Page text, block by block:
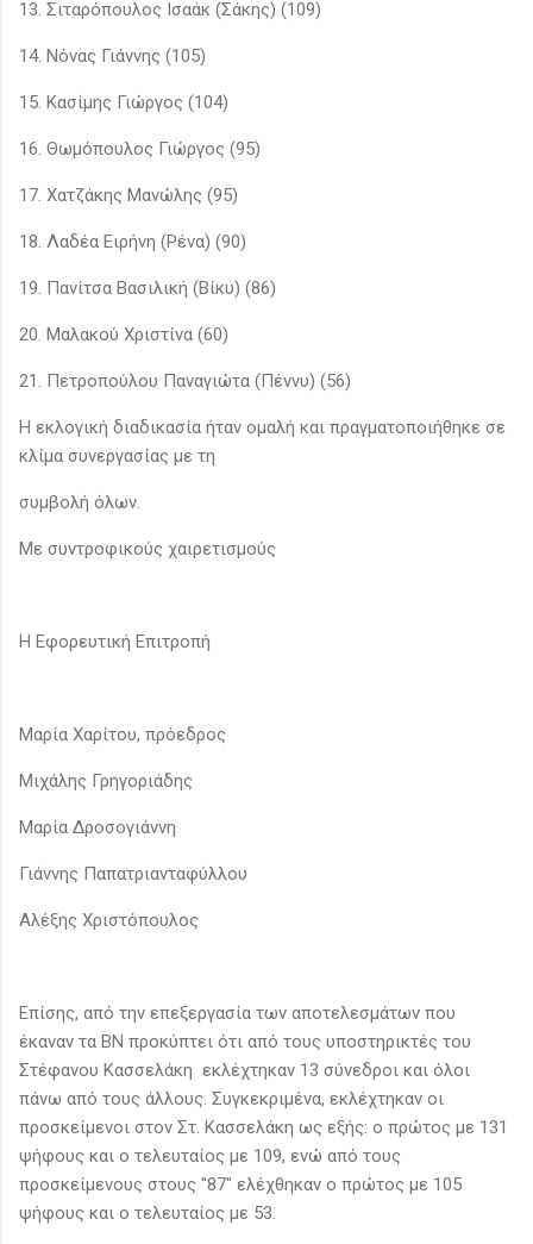
13. Σιταρόπουλος Ισαάκ (Σάκης) (109)
14. Νόνας Γιάννης (105)
15. Κασίμης Γιώργος (104)
16. Θωμόπουλος Γιώργος (95)
17. Χατζάκης Μανώλης (95)
18. Λαδέα Ειρήνη (Ρένα) (90)
19. Πανίτσα Βασιλική (Βίκυ) (86)
20. Μαλακού Χριστίνα (60)
21. Πετροπούλου Παναγιώτα (Πέννυ) (56)
Η εκλογική διαδικασία ήταν ομαλή και πραγματοποιήθηκε σε
κλίμα συνεργασίας με τη
συμβολή όλων.
Με συντροφικούς χαιρετισμούς
Η Εφορευτική Επιτροπή
Μαρία Χαρίτου, πρόεδρος
Μιχάλης Γρηγοριάδης
Μαρία Δροσογιάννη
Γιάννης Παπατριανταφύλλου
Αλέξης Χριστόπουλος
Επίσης, από την επεξεργασία των αποτελεσμάτων που
έκαναν τα ΒΝ προκύπτει ότι από τους υποστηρικτές του
Στέφανου Κασσελάκη εκλέχτηκαν 13 σύνεδροι και όλοι
πάνω από τους άλλους. Συγκεκριμένα, εκλέχτηκαν οι
προσκείμενοι στον Στ. Κασσελάκη ως εξής: ο πρώτος με 131
ψήφους και ο τελευταίος με 109, ενώ από τους
προσκείμενους στους "87" ελέχθηκαν ο πρώτος με 105
ψήφους και ο τελευταίος με 53.